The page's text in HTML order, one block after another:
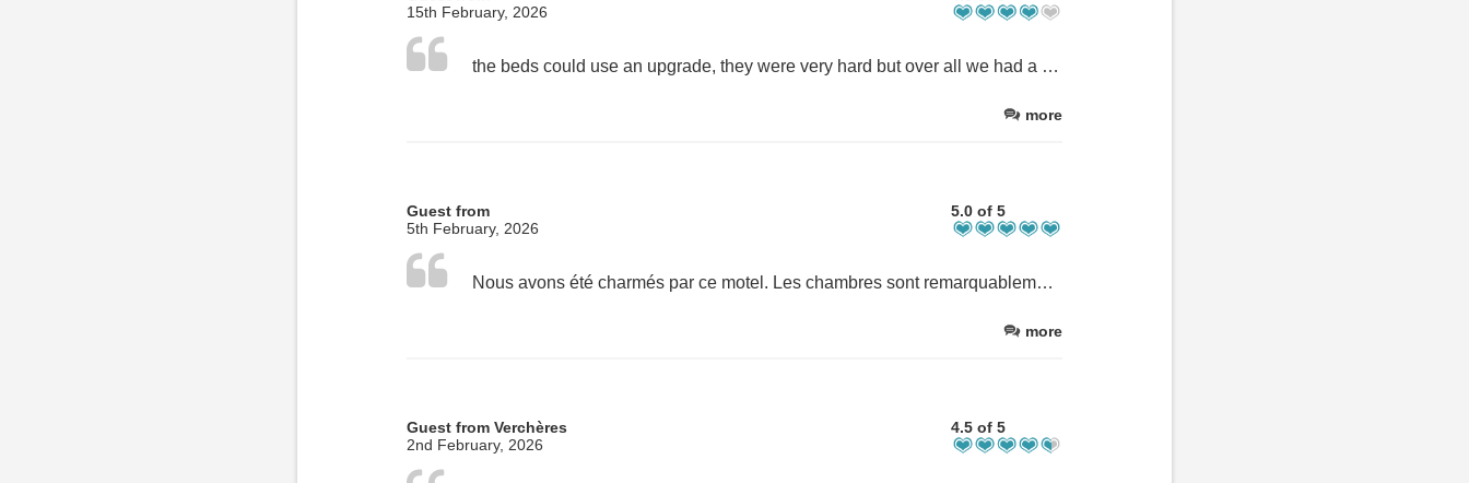
15th February, 2026
the beds could use an upgrade, they were very hard but over all we had a good stay. Thank u
more
Guest from
5th February, 2026
5.0 of 5
Nous avons été charmés par ce motel. Les chambres sont remarquablement propres avec de belles touches d'attention : coupes de vin, verres à boire, cafetière, four à micro-ondes, frigo, télévision, mouchoirs dans la salle de bain et près du lit, oreillers supplémentaires, couverture supplémentaire. L'accueil du personnel est chaleureux et la propriétaire est vraiment gentille. Je recommande cet endroit pour profiter du centre-ville de Magog, tout est près et peut se faire à pieds.
more
Guest from Verchères
2nd February, 2026
4.5 of 5